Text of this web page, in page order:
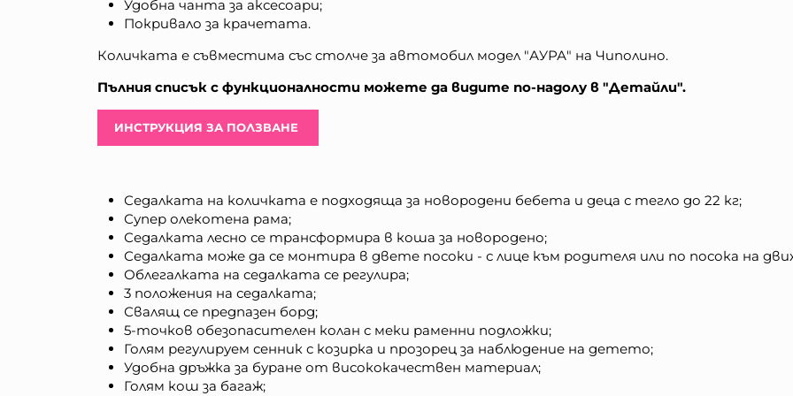
Удобна чанта за аксесоари;
Покривало за крачетата.
Количката е съвместима със столче за автомобил модел "АУРА" на Чиполино.
Пълния списък с функционалности можете да видите по-надолу в "Детайли".
ИНСТРУКЦИЯ ЗА ПОЛЗВАНЕ
Седалката на количката е подходяща за новородени бебета и деца с тегло до 22 кг;
Супер олекотена рама;
Седалката лесно се трансформира в коша за новородено;
Седалката може да се монтира в двете посоки - с лице към родителя или по посока на
Облегалката на седалката се регулира;
3 положения на седалката;
Свалящ се предпазен борд;
5-точков обезопасителен колан с меки раменни подложки;
Голям регулируем сенник с козирка и прозорец за наблюдение на детето;
Удобна дръжка за буране от висококачествен материал;
Голям кош за багаж;